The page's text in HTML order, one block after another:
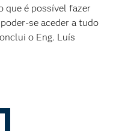
que é possível fazer
se aceder a tudo
o Eng. Luís